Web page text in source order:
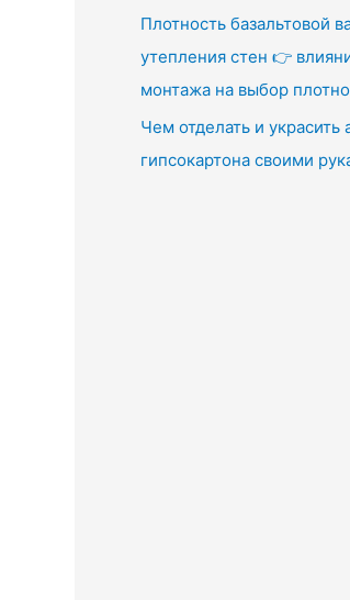
Плотность базальтовой
утепления стен 👉
монтажа на выбор
Чем отделать и украсить
гипсокартона своими